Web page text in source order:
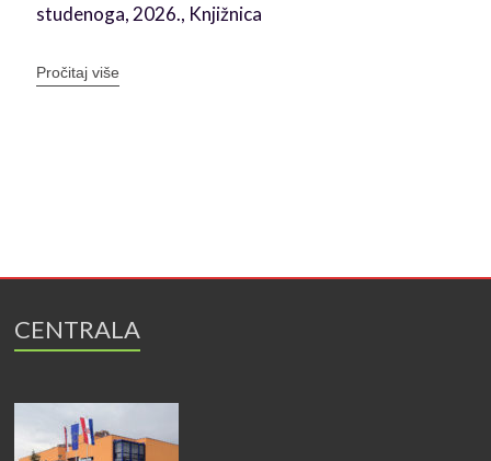
studenoga, 2026., Knjižnica
Pročitaj više
CENTRALA